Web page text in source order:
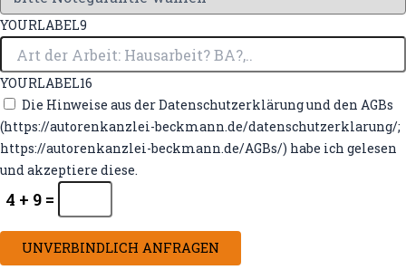
YOURLABEL9
YOURLABEL16
Die Hinweise aus der Datenschutzerklärung und den AGBs
(https://autorenkanzlei-beckmann.de/datenschutzerklarung/;
https://autorenkanzlei-beckmann.de/AGBs/) habe ich gelesen
und akzeptiere diese.
4 + 9 =
UNVERBINDLICH ANFRAGEN